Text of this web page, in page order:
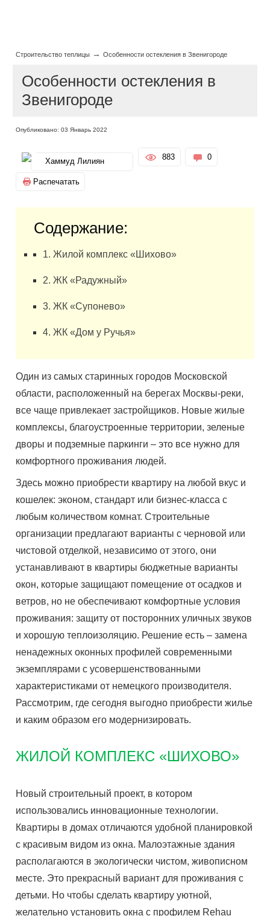
Строительство теплицы →Особенности остекления в Звенигороде
Особенности остекления в
Звенигороде
Опубликовано: 03 Январь 2022
Хаммуд Лилиян 883 0
Распечатать
Содержание:
1. Жилой комплекс «Шихово»
2. ЖК «Радужный»
3. ЖК «Супонево»
4. ЖК «Дом у Ручья»
Один из самых старинных городов Московской
области, расположенный на берегах Москвы-реки,
все чаще привлекает застройщиков. Новые жилые
комплексы, благоустроенные территории, зеленые
дворы и подземные паркинги – это все нужно для
комфортного проживания людей.
Здесь можно приобрести квартиру на любой вкус и
кошелек: эконом, стандарт или бизнес-класса с
любым количеством комнат. Строительные
организации предлагают варианты с черновой или
чистовой отделкой, независимо от этого, они
устанавливают в квартиры бюджетные варианты
окон, которые защищают помещение от осадков и
ветров, но не обеспечивают комфортные условия
проживания: защиту от посторонних уличных звуков
и хорошую теплоизоляцию. Решение есть – замена
ненадежных оконных профилей современными
экземплярами с усовершенствованными
характеристиками от немецкого производителя.
Рассмотрим, где сегодня выгодно приобрести жилье
и каким образом его модернизировать.
ЖИЛОЙ КОМПЛЕКС «ШИХОВО»
Новый строительный проект, в котором
использовались инновационные технологии.
Квартиры в домах отличаются удобной планировкой
с красивым видом из окна. Малоэтажные здания
располагаются в экологически чистом, живописном
месте. Это прекрасный вариант для проживания с
детьми. Но чтобы сделать квартиру уютной,
желательно установить окна с профилем Rehau